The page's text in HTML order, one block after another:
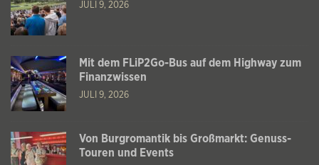
JULI 9, 2026
Mit dem FLiP2Go-Bus auf dem Highway zum
Finanzwissen
JULI 9, 2026
Von Burgromantik bis Großmarkt: Genuss-
Touren und Events